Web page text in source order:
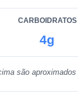
CARBOIDRATOS
4g
são